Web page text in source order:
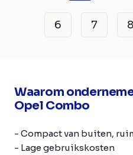
6 7 8
Waarom
Opel Combo
- Compact van buiten,
- Lage gebruikskosten